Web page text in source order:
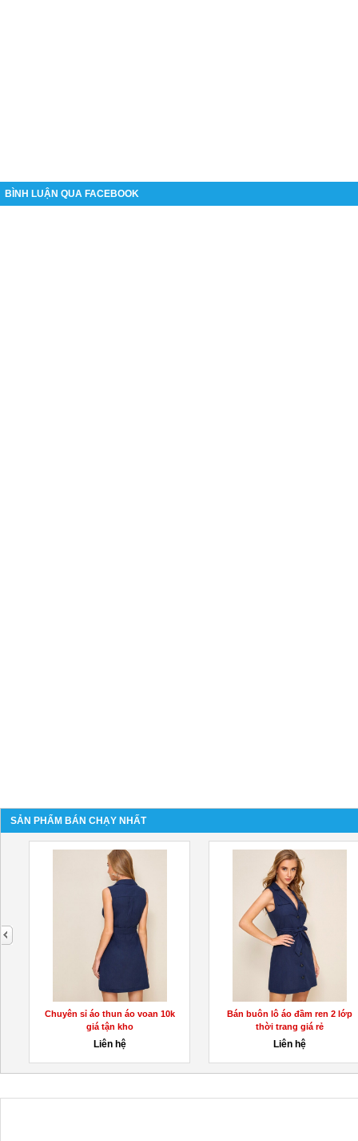
BÌNH LUẬN QUA FACEBOOK
SẢN PHẨM BÁN CHẠY NHẤT
Chuyên sỉ áo thun áo voan 10k
giá tận kho
Liên hệ
Bán buôn lô áo đầm ren 2 lớp
thời trang giá rẻ
Liên hệ
next